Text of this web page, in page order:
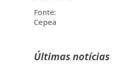
Fonte:
Cepea
Últimas notícias